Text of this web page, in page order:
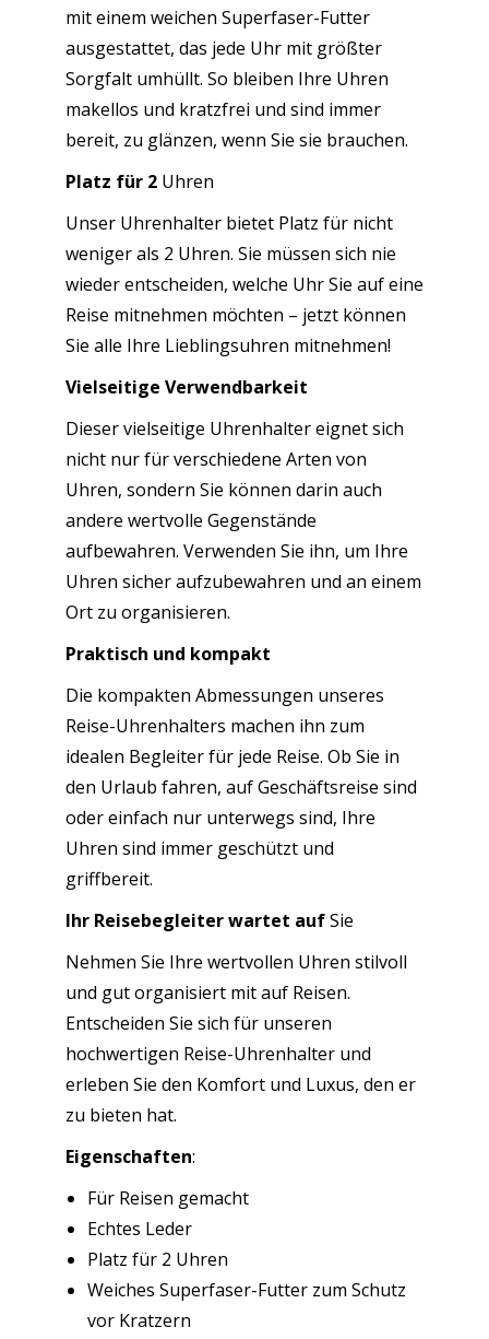
mit einem weichen Superfaser-Futter
ausgestattet, das jede Uhr mit größter
Sorgfalt umhüllt. So bleiben Ihre Uhren
makellos und kratzfrei und sind immer
bereit, zu glänzen, wenn Sie sie brauchen.
Platz für 2 Uhren
Unser Uhrenhalter bietet Platz für nicht
weniger als 2 Uhren. Sie müssen sich nie
wieder entscheiden, welche Uhr Sie auf eine
Reise mitnehmen möchten – jetzt können
Sie alle Ihre Lieblingsuhren mitnehmen!
Vielseitige Verwendbarkeit
Dieser vielseitige Uhrenhalter eignet sich
nicht nur für verschiedene Arten von
Uhren, sondern Sie können darin auch
andere wertvolle Gegenstände
aufbewahren. Verwenden Sie ihn, um Ihre
Uhren sicher aufzubewahren und an einem
Ort zu organisieren.
Praktisch und kompakt
Die kompakten Abmessungen unseres
Reise-Uhrenhalters machen ihn zum
idealen Begleiter für jede Reise. Ob Sie in
den Urlaub fahren, auf Geschäftsreise sind
oder einfach nur unterwegs sind, Ihre
Uhren sind immer geschützt und
griffbereit.
Ihr Reisebegleiter wartet aufSie
Nehmen Sie Ihre wertvollen Uhren stilvoll
und gut organisiert mit auf Reisen.
Entscheiden Sie sich für unseren
hochwertigen Reise-Uhrenhalter und
erleben Sie den Komfort und Luxus, den er
zu bieten hat.
Eigenschaften:
Für Reisen gemacht
Echtes Leder
Platz für 2 Uhren
Weiches Superfaser-Futter zum Schutz
vor Kratzern